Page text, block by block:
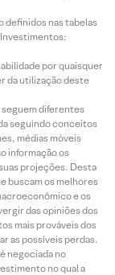
definidos nas tabelas
por quaisquer
da utilização deste
seguem diferentes
seguindo conceitos
médias móveis
informação os
projeções. Desta
buscam os melhores
e os
das opiniões dos
mais prováveis dos
as possíveis perdas.
negociada no
no qual a